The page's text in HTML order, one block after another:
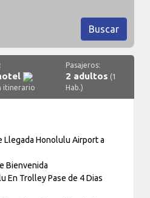
Buscar
itinerario
Pasajeros:
2 adultos (1
Hab.)
Llegada Honolulu Airport a
Bienvenida
En Trolley Pase de 4 Dias